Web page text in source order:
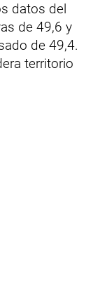
datos del
de 49,6 y
de 49,4.
territorio